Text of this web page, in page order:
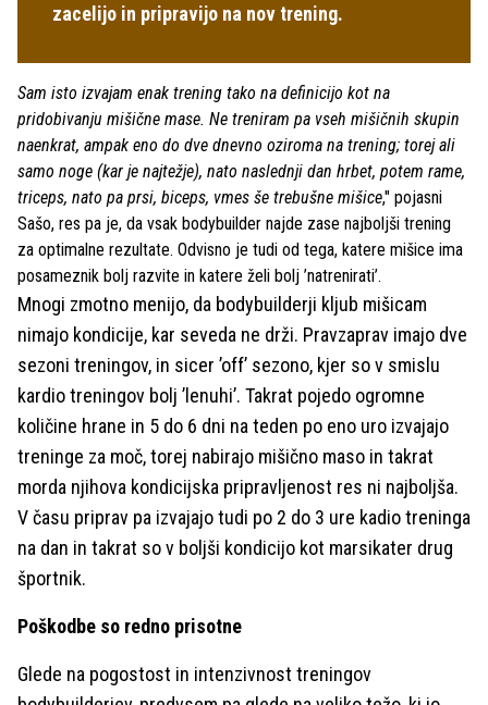
zacelijo in pripravijo na nov trening.
Sam isto izvajam enak trening tako na definicijo kot na
pridobivanju mišične mase. Ne treniram pa vseh mišičnih skupin
naenkrat, ampak eno do dve dnevno oziroma na trening; torej ali
samo noge (kar je najtežje), nato naslednji dan hrbet, potem rame,
triceps, nato pa prsi, biceps, vmes še trebušne mišice," pojasni
Sašo, res pa je, da vsak bodybuilder najde zase najboljši trening
za optimalne rezultate. Odvisno je tudi od tega, katere mišice ima
posameznik bolj razvite in katere želi bolj ’natrenirati’.
Mnogi zmotno menijo, da bodybuilderji kljub mišicam
nimajo kondicije, kar seveda ne drži. Pravzaprav imajo dve
sezoni treningov, in sicer ’off’ sezono, kjer so v smislu
kardio treningov bolj ’lenuhi’. Takrat pojedo ogromne
količine hrane in 5 do 6 dni na teden po eno uro izvajajo
treninge za moč, torej nabirajo mišično maso in takrat
morda njihova kondicijska pripravljenost res ni najboljša.
V času priprav pa izvajajo tudi po 2 do 3 ure kadio treninga
na dan in takrat so v boljši kondicijo kot marsikater drug
športnik.
Poškodbe so redno prisotne
Glede na pogostost in intenzivnost treningov